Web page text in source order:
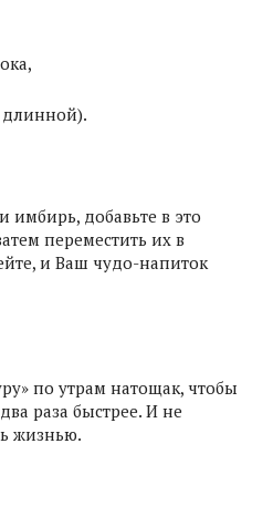
длинной).
имбирь, добавьте в это
переместить их в
и Ваш чудо-напиток
по утрам натощак, чтобы
раза быстрее. И не
жизнью.